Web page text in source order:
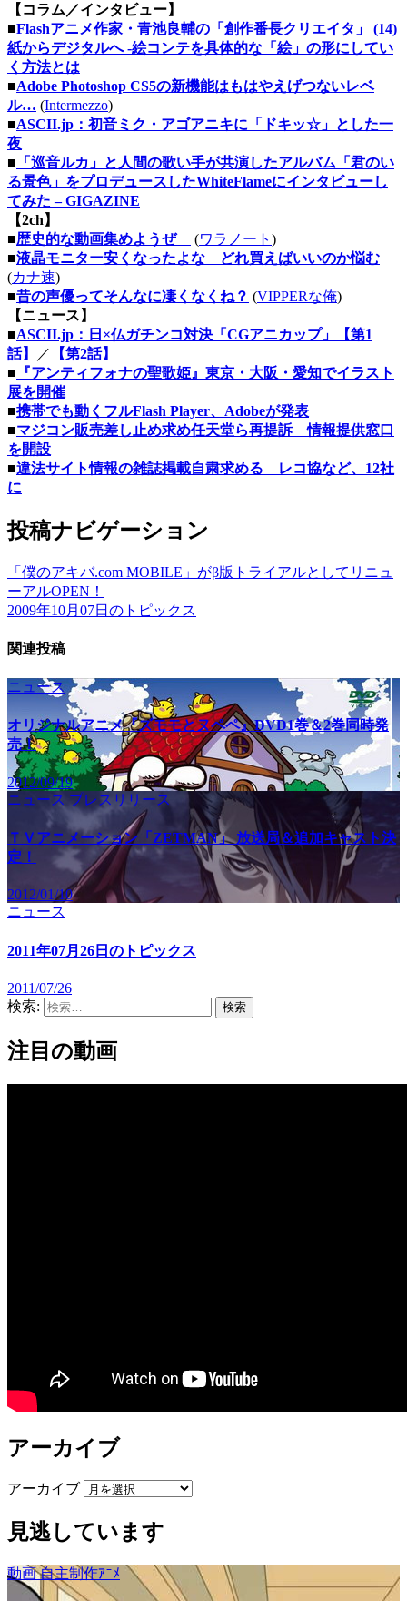
【コラム／インタビュー】
■Flashアニメ作家・青池良輔の「創作番長クリエイタ」 (14)
紙からデジタルへ -絵コンテを具体的な「絵」の形にしてい
く方法とは
■Adobe Photoshop CS5の新機能はもはやえげつないレベ
ル… (Intermezzo)
■ASCII.jp：初音ミク・アゴアニキに「ドキッ☆」とした一
夜
■ 「巡音ルカ」と人間の歌い手が共演したアルバム「君のい
る景色」をプロデュースしたWhiteFlameにインタビューし
てみた – GIGAZINE
【2ch】
■歴史的な動画集めようぜ (ワラノート )
■液晶モニター安くなったよな どれ買えばいいのか悩む
(カナ速)
■昔の声優ってそんなに凄くなくね？ (VIPPERな俺)
【ニュース】
■ASCII.jp：日×仏ガチンコ対決「CGアニカップ」【第1
話】
／
【第2話】
■ 『アンティフォナの聖歌姫』東京・大阪・愛知でイラスト
展を開催
■携帯でも動くフルFlash Player、Adobeが発表
■マジコン販売差し止め求め任天堂ら再提訴 情報提供窓口
を開設
■違法サイト情報の雑誌掲載自粛求める レコ協など、12社
に
投稿ナビゲーション
「僕のアキバ.com MOBILE」がβ版トライアルとしてリニュ
ーアルOPEN！
2009年10月07日のトピックス
関連投稿
ニュース
オリジナルアニメ『ズモモとヌペペ』DVD1巻＆2巻同時発
売！
2012/09/19
ニュース プレスリリース
ＴＶアニメーション「ZETMAN」 放送局＆追加キャスト決
定！
2012/01/10
ニュース
2011年07月26日のトピックス
2011/07/26
検索:
注目の動画
アーカイブ
アーカイブ
見逃しています
動画自主制作ｱﾆﾒ